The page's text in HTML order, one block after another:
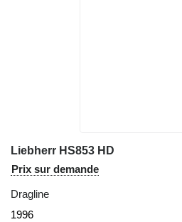
Liebherr HS853 HD
Prix sur demande
Dragline
1996